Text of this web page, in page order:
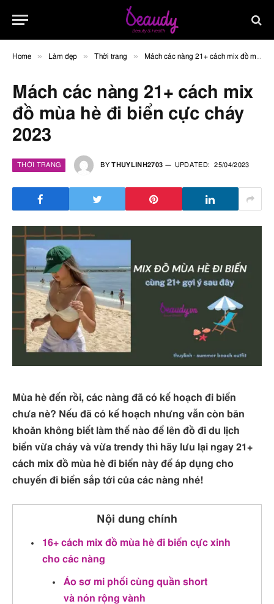
Home » Làm đẹp » Thời trang » Mách các nàng 21+ cách mix đồ mùa hè đi biển cực cháy 2023
Mách các nàng 21+ cách mix
đồ mùa hè đi biển cực cháy
2023
THỜI TRANG BY THUYLINH2703 UPDATED: 25/04/2023
Mùa hè đến rồi, các nàng đã có kế hoạch đi biển
chưa nè? Nếu đã có kế hoạch nhưng vẫn còn băn
khoăn không biết làm thế nào để lên đồ đi du lịch
biển vừa cháy và vừa trendy thì hãy lưu lại ngay 21+
cách mix đồ mùa hè đi biển này để áp dụng cho
chuyến đi biển sắp tới của các nàng nhé!
Nội dung chính
16+ cách mix đồ mùa hè đi biển cực xinh
cho các nàng
Áo sơ mi phối cùng quần short
và nón rộng vành